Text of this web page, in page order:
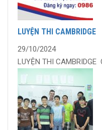
LUYỆN THI CAMBRIDGE
29/10/2024
LUYỆN THI CAMBRIDGE